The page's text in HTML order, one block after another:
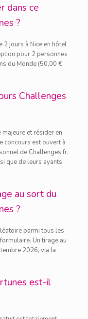
dans ce
?
2 jours à Nice en hôtel
pour 2 personnes
du Monde (50,00 €
Challenges
et résider en
concours est ouvert à
de Challenges.fr,
que de leurs ayants
au sort du
?
parmi tous les
Un tirage au
2026, via la
est-il